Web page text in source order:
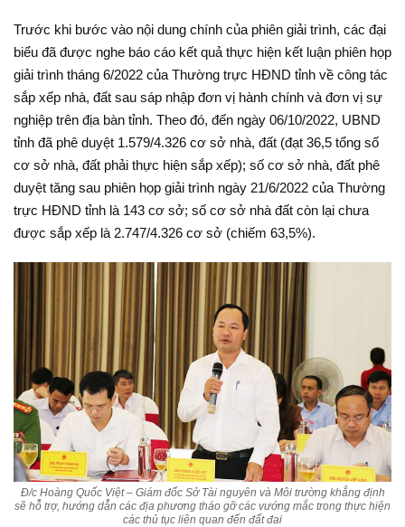
Trước khi bước vào nội dung chính của phiên giải trình, các đại
biểu đã được nghe báo cáo kết quả thực hiện kết luận phiên họp
giải trình tháng 6/2022 của Thường trực HĐND tỉnh về công tác
sắp xếp nhà, đất sau sáp nhập đơn vị hành chính và đơn vị sự
nghiệp trên địa bàn tỉnh. Theo đó, đến ngày 06/10/2022, UBND
tỉnh đã phê duyệt 1.579/4.326 cơ sở nhà, đất (đạt 36,5 tổng số
cơ sở nhà, đất phải thực hiện sắp xếp); số cơ sở nhà, đất phê
duyệt tăng sau phiên họp giải trình ngày 21/6/2022 của Thường
trực HĐND tỉnh là 143 cơ sở; số cơ sở nhà đất còn lại chưa
được sắp xếp là 2.747/4.326 cơ sở (chiếm 63,5%).
Đ/c Hoàng Quốc Việt – Giám đốc Sở Tài nguyên và Môi trường khẳng định
sẽ hỗ trợ, hướng dẫn các địa phương tháo gỡ các vướng mắc trong thực hiện
các thủ tục liên quan đến đất đai